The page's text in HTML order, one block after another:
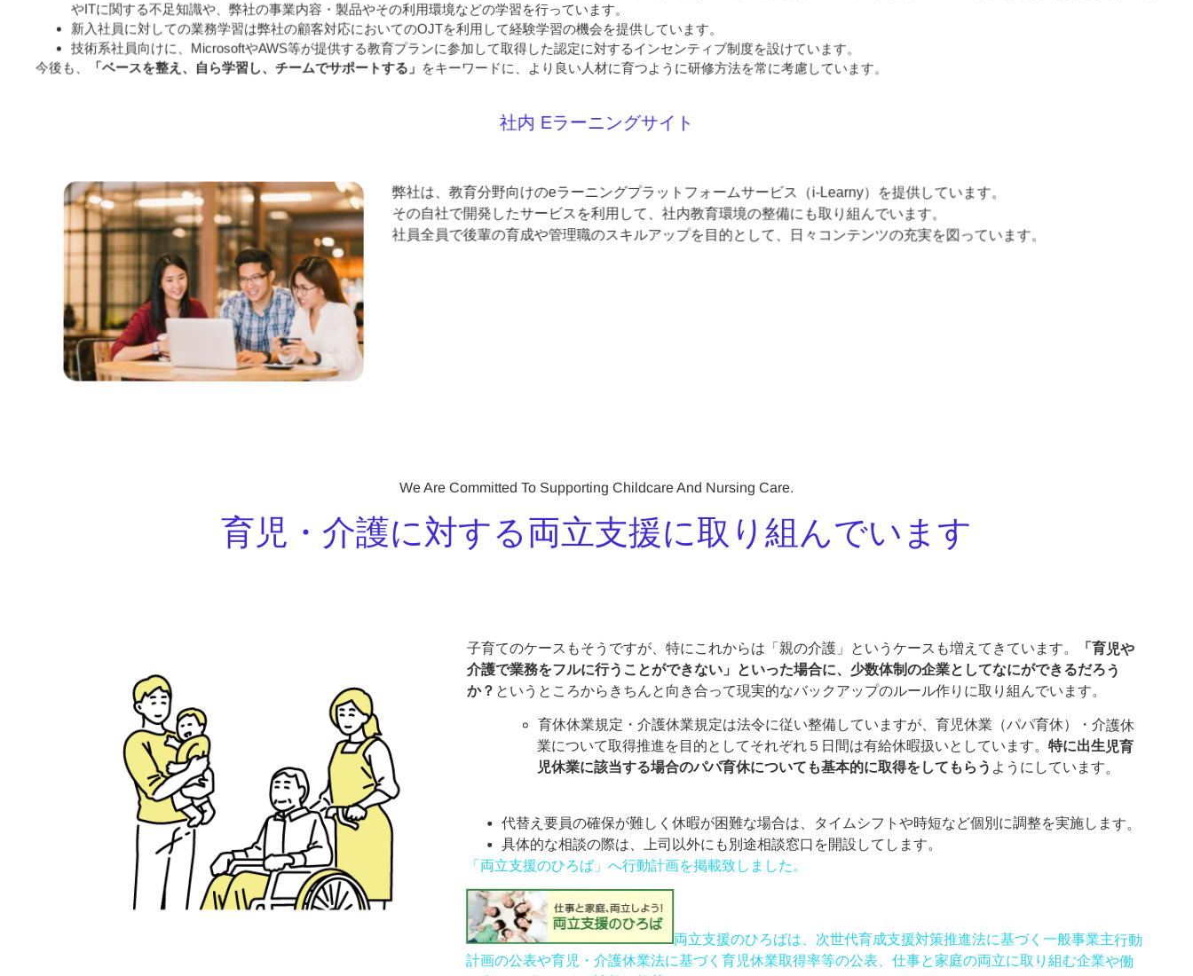
やITに関する不足知識や、弊社の事業内容・製品やその利用環境などの学習を行っています。
新入社員に対しての業務学習は弊社の顧客対応においてのOJTを利用して経験学習の機会を提供しています。
技術系社員向けに、MicrosoftやAWS等が提供する教育プランに参加して取得した認定に対するインセンティブ制度を設けています。
今後も、 「ベースを整え、自ら学習し、チームでサポートする」 をキーワードに、より良い人材に育つように研修方法を常に考慮しています。
社内 Eラーニングサイト
弊社は、教育分野向けのeラーニングプラットフォームサービス（i-Learny）を提供しています。
その自社で開発したサービスを利用して、社内教育環境の整備にも取り組んでいます。
社員全員で後輩の育成や管理職のスキルアップを目的として、日々コンテンツの充実を図っています。
We Are Committed To Supporting Childcare And Nursing Care.
育児・介護に対する両立支援に取り組んでいます
子育てのケースもそうですが、特にこれからは「親の介護」というケースも増えてきています。 「育児や
介護で業務をフルに行うことができない」といった場合に、少数体制の企業としてなにができるだろう
か？ というところからきちんと向き合って現実的なバックアップのルール作りに取り組んでいます。
育休休業規定・介護休業規定は法令に従い整備していますが、育児休業（パパ育休）・介護休
業について取得推進を目的としてそれぞれ５日間は有給休暇扱いとしています。特に出生児育
児休業に該当する場合のパパ育休についても基本的に取得をしてもらう ようにしています。
代替え要員の確保が難しく休暇が困難な場合は、タイムシフトや時短など個別に調整を実施します。
具体的な相談の際は、上司以外にも別途相談窓口を開設してします。
「両立支援のひろば」へ行動計画を掲載致しました。
両立支援のひろばは、次世代育成支援対策推進法に基づく一般事業主行動
計画の公表や育児・介護休業法に基づく育児休業取得率等の公表、仕事と家庭の両立に取り組む企業や働